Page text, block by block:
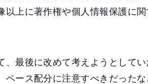
以上に著作権や個人情報保護に
、最後に改めて考えようとして
ース配分に注意すべきだった